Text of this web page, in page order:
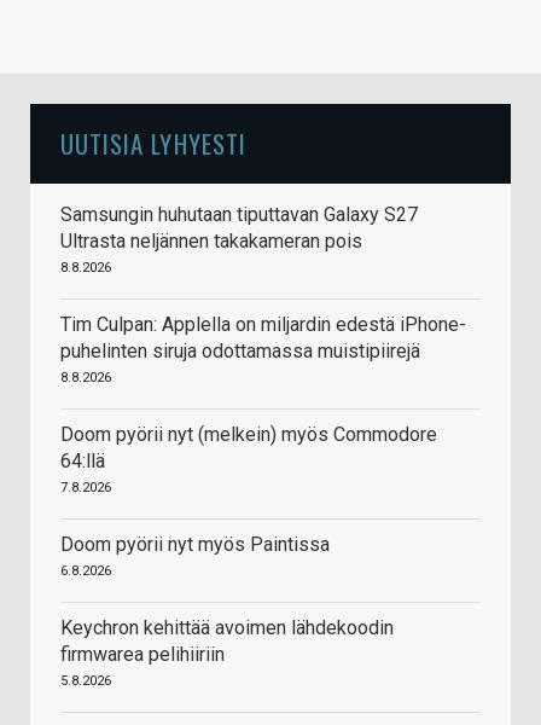
UUTISIA LYHYESTI
Samsungin huhutaan tiputtavan Galaxy S27
Ultrasta neljännen takakameran pois
8.8.2026
Tim Culpan: Applella on miljardin edestä iPhone-
puhelinten siruja odottamassa muistipiirejä
8.8.2026
Doom pyörii nyt (melkein) myös Commodore
64:llä
7.8.2026
Doom pyörii nyt myös Paintissa
6.8.2026
Keychron kehittää avoimen lähdekoodin
firmwarea pelihiiriin
5.8.2026